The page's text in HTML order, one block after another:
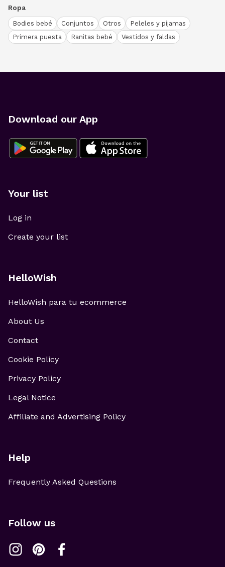
Ropa
Bodies bebé Conjuntos Otros
Peleles y pijamas
Primera puesta
Ranitas bebé Vestidos y faldas
Download our App
Your list
Log in
Create your list
HelloWish
HelloWish para tu ecommerce
About Us
Contact
Cookie Policy
Privacy Policy
Legal Notice
Affiliate and Advertising Policy
Help
Frequently Asked Questions
Follow us